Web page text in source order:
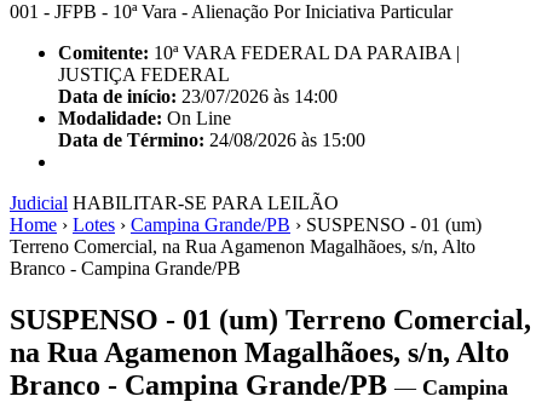
001 - JFPB - 10ª Vara - Alienação Por Iniciativa Particular
Comitente: 10ª VARA FEDERAL DA PARAIBA |
JUSTIÇA FEDERAL
Data de início: 23/07/2026 às 14:00
Modalidade: On Line
Data de Término: 24/08/2026 às 15:00
Judicial HABILITAR-SE PARA LEILÃO
Home › Lotes › Campina Grande/PB › SUSPENSO - 01 (um)
Terreno Comercial, na Rua Agamenon Magalhãoes, s/n, Alto
Branco - Campina Grande/PB
SUSPENSO - 01 (um) Terreno Comercial,
na Rua Agamenon Magalhãoes, s/n, Alto
Branco - Campina Grande/PB — Campina